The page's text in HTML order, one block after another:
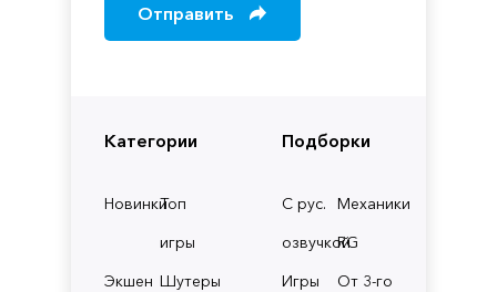
Категории
НовинкиТоп
игры
Экшен Шутеры
Подборки
С рус.
озвучкой
Механики
RG
Игры
От 3-го
Отправить